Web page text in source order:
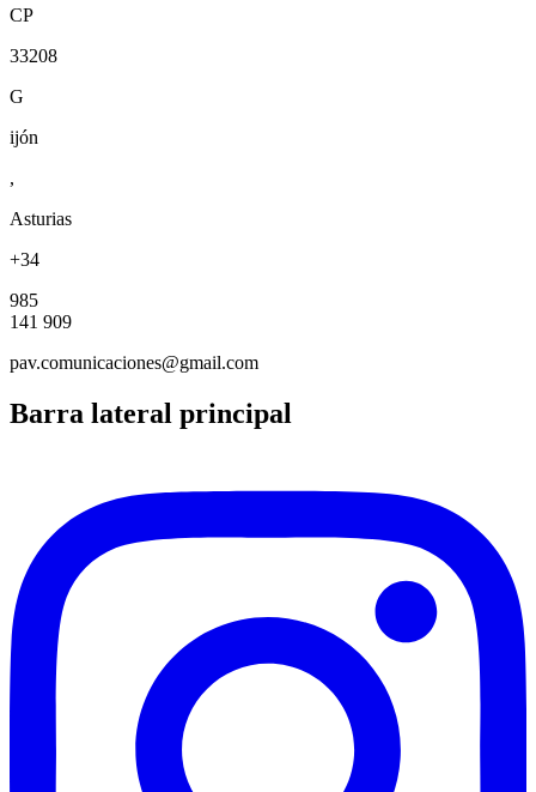
CP
33208
G
ijón
,
Asturias
+34
985
141 909
pav.comunicaciones@gmail.com
Barra lateral principal